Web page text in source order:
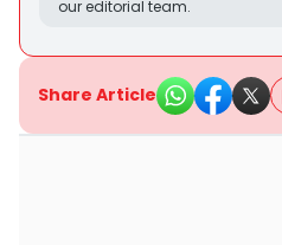
our editorial team.
Share Article